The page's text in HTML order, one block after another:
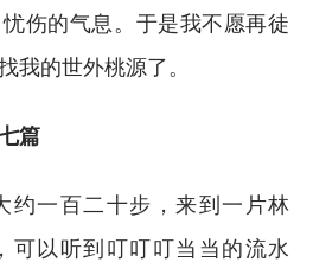
伤的气息。于是我不愿再徒
我的世外桃源了。
篇
约一百二十步，来到一片林
可以听到叮叮叮当当的流水